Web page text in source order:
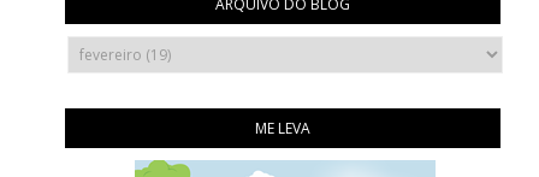
ARQUIVO DO BLOG
ME LEVA